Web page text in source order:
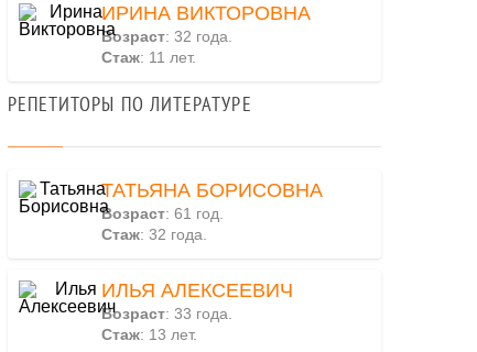
ИРИНА ВИКТОРОВНА
Возраст: 32 года.
Стаж: 11 лет.
РЕПЕТИТОРЫ ПО ЛИТЕРАТУРЕ
ТАТЬЯНА БОРИСОВНА
Возраст: 61 год.
Стаж: 32 года.
ИЛЬЯ АЛЕКСЕЕВИЧ
Возраст: 33 года.
Стаж: 13 лет.